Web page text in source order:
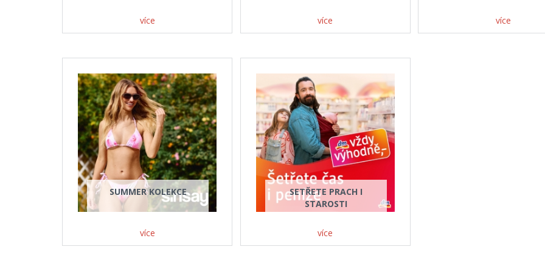
více více více
SUMMER KOLEKCE
více
SETŘETE PRACH I
STAROSTI
více